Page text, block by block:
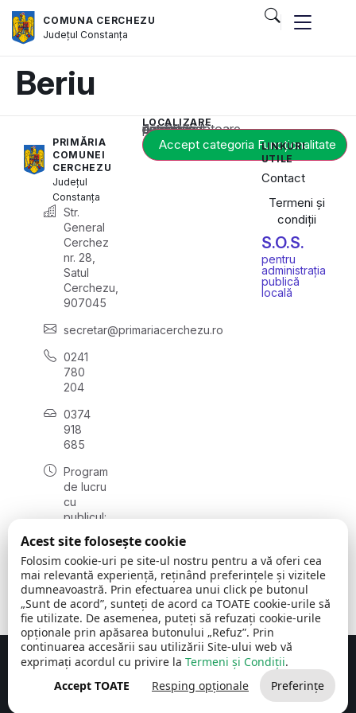
COMUNA CERCHEZU
JudețulConstanța
Beriu
PRIMĂRIA
COMUNEI
CERCHEZU
Județul
Constanța
Str.
General
Cerchez
nr. 28,
Satul
Cerchezu,
907045
secretar@primariacerchezu.ro
0241
780
204
0374
918
685
Program
de lucru
cu
publicul:
08:00 -
16:30
, vineri:
08:00 -
14:00
LOCALIZARE
Acest conținut este blocat până când acceptați categoria corespunzătoare de cookie-uri.
Accept categoria Funcționalitate
LINKURI
UTILE
Contact
Termeni și
condiții
S.O.S.
pentru
administrația
publică
locală
Comuna Cerchezu © 2026Toate drepturile rezervate
Concept realizat de Big Media Relații Publice SRL
Acest site folosește cookie
Folosim cookie-uri pe site-ul nostru pentru a vă oferi cea
mai relevantă experiență, reținând preferințele și vizitele
dumneavoastră. Prin efectuarea unui click pe butonul
„Sunt de acord”, sunteți de acord ca TOATE cookie-urile să
fie utilizate. De asemenea, puteți să refuzați cookie-urile
opționale prin apăsarea butonului „Refuz”. Prin
continuarea accesării sau utilizării Site-ului web vă
exprimați acordul cu privire la Termeni și Condiții.
Accept TOATE
Resping opționale Preferințe